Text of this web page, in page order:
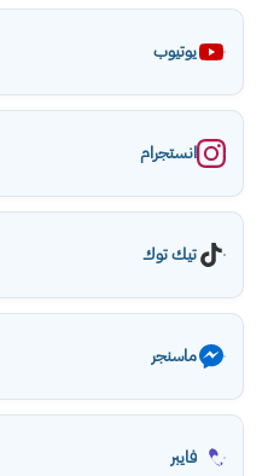
يوتيوب
انستجرام
تيك توك
ماسنجر
فايبر